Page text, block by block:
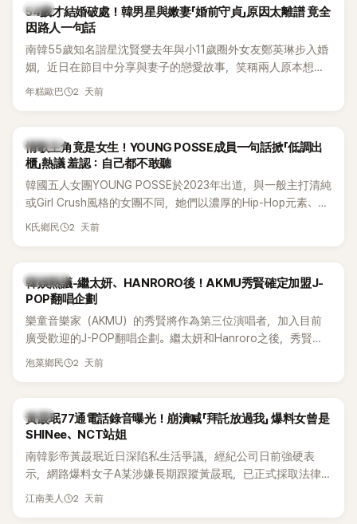
韓星
54歲才結婚破處！韓男星與嫩妻「婚前守貞」原因太離譜 竟全
因路人一句話
南韓55歲知名諧星沈賢燮去年與小11歲圈外女友鄭英琳步入婚
姻，近日在節目中分享與妻子的戀愛故事，笑稱兩人原本想享
受兩人世界，沒想到站在飯店門口時竟被路人認出，還一路替
年糕歐巴 2 天前
K-POP
情歌主角竟是女生！YOUNG POSSE成員一句話掀「低調出
櫃」熱議 羞認：自己都不敢聽
韓國五人女團YOUNG POSSE於2023年出道，與一般主打清純
或Girl Crush風格的女團不同，她們以濃厚的Hip-Hop元素、自
創Rap及成員親自參與創作為特色，MV也融入美式街頭、塗
為第五代女團中極具辨識度的新生代代表之一。
K氏鄉民 2 天前
熱議討論
韓娛熱議-繼太妍、HANRORO後！AKMU秀賢確定加盟J-
POP翻唱企劃
樂童音樂家（AKMU）的秀賢將作為第三位演唱者，加入目前
廣受歡迎的J-POP翻唱企劃。繼太妍和Hanroro之後，秀賢已
獲選為第三首翻唱歌曲的主唱，並於近期完成錄音。
泡菜鄉民 2 天前
韓星
黃晸珉77通電話錄音曝光！崩潰喊「拜託放過我」 爆料女曾是
SHINee、NCT站姐
南韓影帝黃晸珉近日深陷私生活爭議，經紀公司日前強硬表
示，網路爆料女子A某涉嫌長期跟蹤黃晸珉，已正式採取法律
行動。不過，A並未停止發聲，持續透過社群平台公開爆料，反
江南美人 2 天前